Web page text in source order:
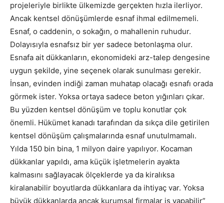
projeleriyle birlikte ülkemizde gerçekten hızla ilerliyor.
Ancak kentsel dönüşümlerde esnaf ihmal edilmemeli.
Esnaf, o caddenin, o sokağın, o mahallenin ruhudur.
Dolayısıyla esnafsız bir yer sadece betonlaşma olur.
Esnafa ait dükkanların, ekonomideki arz-talep dengesine
uygun şekilde, yine seçenek olarak sunulması gerekir.
İnsan, evinden indiği zaman muhatap olacağı esnafı orada
görmek ister. Yoksa ortaya sadece beton yığınları çıkar.
Bu yüzden kentsel dönüşüm ve toplu konutlar çok
önemli. Hükümet kanadı tarafından da sıkça dile getirilen
kentsel dönüşüm çalışmalarında esnaf unutulmamalı.
Yılda 150 bin bina, 1 milyon daire yapılıyor. Kocaman
dükkanlar yapıldı, ama küçük işletmelerin ayakta
kalmasını sağlayacak ölçeklerde ya da kiralıksa
kiralanabilir boyutlarda dükkanlara da ihtiyaç var. Yoksa
büyük dükkanlarda ancak kurumsal firmalar iş yapabilir”